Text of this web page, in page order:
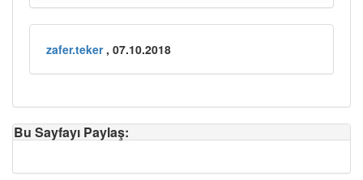
zafer.teker, 07.10.2018
Bu Sayfayı Paylaş: